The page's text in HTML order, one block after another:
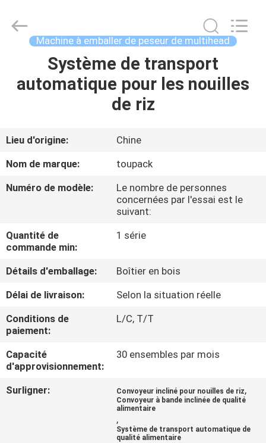
MAISON
À
PROPOS
DE
VISITE
CONTRÔLE
DE
QUALITÉ
CONTACTEZ-
NOUS
EQUIPMENT
Machine à emballer de peseur de multihead
Système de transport
automatique pour les nouilles
de riz
Lieu d'origine:
Chine
Nom de marque:
toupack
Numéro de modèle:
Le nombre de personnes
concernées par l'essai est le
suivant:
Quantité de
commande min:
1 série
Détails d'emballage:
Boîtier en bois
Délai de livraison:
Selon la situation réelle
Conditions de
paiement:
L/C, T/T
Capacité
d'approvisionnement:
30 ensembles par mois
Surligner: Convoyeur incliné pour nouilles de riz,
Convoyeur à bande inclinée de qualité
alimentaire
,
Système de transport automatique de
qualité alimentaire